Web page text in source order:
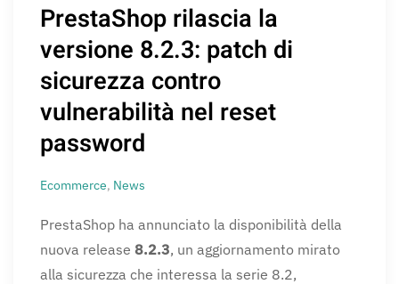
PrestaShop rilascia la
versione 8.2.3: patch di
sicurezza contro
vulnerabilità nel reset
password
Ecommerce, News
PrestaShop ha annunciato la disponibilità della
nuova release 8.2.3, un aggiornamento mirato
alla sicurezza che interessa la serie 8.2,